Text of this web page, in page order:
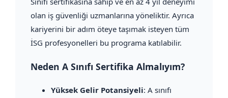
olan iş güvenliği uzmanlarına yöneliktir. Ayrıca
kariyerini bir adım öteye taşımak isteyen tüm
İSG profesyonelleri bu programa katılabilir.
Neden A Sınıfı Sertifika Almalıyım?
Yüksek Gelir Potansiyeli: A sınıfı